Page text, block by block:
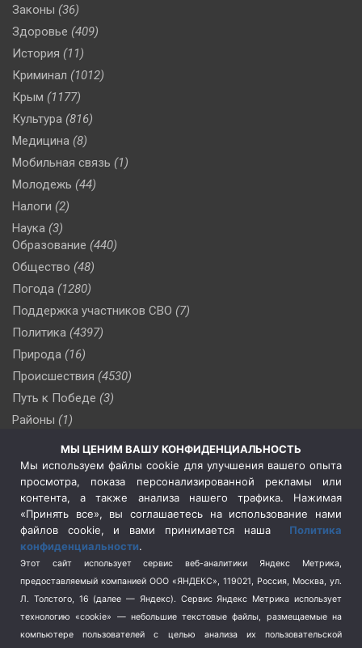
Законы (36)
Здоровье (409)
История (11)
Криминал (1012)
Крым (1177)
Культура (816)
Медицина (8)
Мобильная связь (1)
Молодежь (44)
Налоги (2)
Наука (3)
Образование (440)
Общество (48)
Погода (1280)
Поддержка участников СВО (7)
Политика (4397)
Природа (16)
Происшествия (4530)
Путь к Победе (3)
Районы (1)
(510)
Сельское хозяйство (3)
Социальная политика
(3)
Спецоперация в Украине
Спецоперация на Украине
(404)
Спорт (740)
Терроризм (1)
Транспорт (262)
Туризм (178)
МЫ ЦЕНИМ ВАШУ КОНФИДЕНЦИАЛЬНОСТЬ
Мы используем файлы cookie для улучшения вашего опыта
просмотра, показа персонализированной рекламы или
контента, а также анализа нашего трафика. Нажимая
«Принять все», вы соглашаетесь на использование нами
файлов cookie, и вами принимается наша Политика
конфиденциальности.
Этот сайт использует сервис веб-аналитики Яндекс Метрика,
предоставляемый компанией ООО «ЯНДЕКС», 119021, Россия, Москва, ул.
Л. Толстого, 16 (далее — Яндекс). Сервис Яндекс Метрика использует
технологию «cookie» — небольшие текстовые файлы, размещаемые на
компьютере пользователей с целью анализа их пользовательской